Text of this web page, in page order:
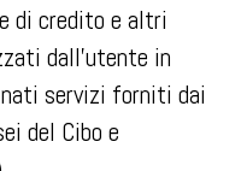
di credito e altri
dall’utente in
servizi forniti dai
del Cibo e